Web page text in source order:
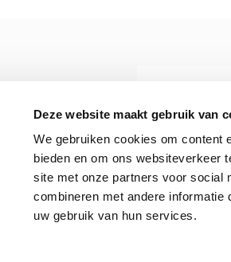
Deze website maakt gebruik van
We gebruiken cookies om content
bieden en om ons websiteverkeer
site met onze partners voor social
combineren met andere
uw gebruik van hun services.
werken
veilige
Meld
(24/7